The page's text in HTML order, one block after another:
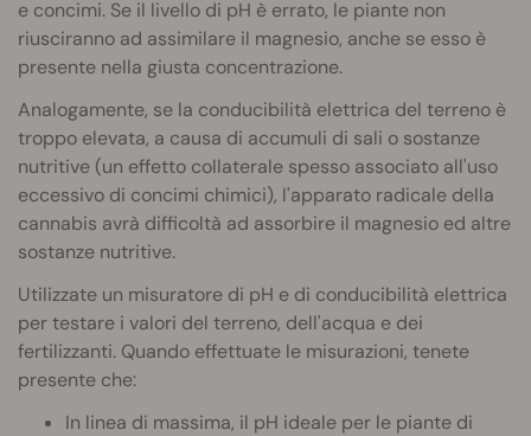
e concimi. Se il livello di pH è errato, le piante non
riusciranno ad assimilare il magnesio, anche se esso è
presente nella giusta concentrazione.
Analogamente, se la conducibilità elettrica del terreno è
troppo elevata, a causa di accumuli di sali o sostanze
nutritive (un effetto collaterale spesso associato all'uso
eccessivo di concimi chimici), l'apparato radicale della
cannabis avrà difficoltà ad assorbire il magnesio ed altre
sostanze nutritive.
Utilizzate un misuratore di pH e di conducibilità elettrica
per testare i valori del terreno, dell'acqua e dei
fertilizzanti. Quando effettuate le misurazioni, tenete
presente che:
In linea di massima, il pH ideale per le piante di